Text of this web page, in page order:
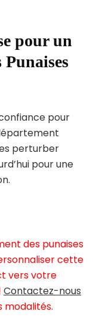
pour un
pour
perturber
pour une
des punaises
cette
vers votre
Contactez-nous
modalités.